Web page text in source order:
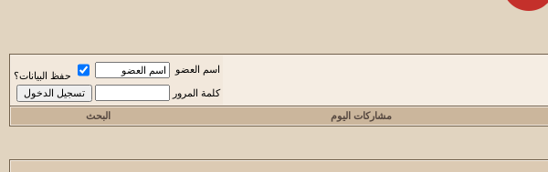
اسم العضو
حفظ البيانات؟
كلمة المرور
مشاركات اليوم البحث